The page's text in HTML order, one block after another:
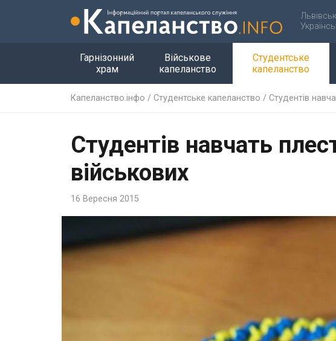
Гарнізонний
храм
Військове
капеланство
Студентське
капеланство
Капеланство.інфо / Студентське капеланство / Студентів
Студентів навчать
військових
16 Вересня 2015